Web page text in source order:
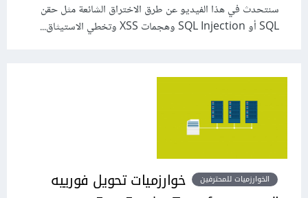
سنتحدث في هذا الفيديو عن طرق الاختراق الشائعة مثل حقن
SQL أو SQL Injection وهجمات XSS وتخطي الاستيثاق...
الخوارزميات للمحترفين
خوارزميات تحويل فورييه